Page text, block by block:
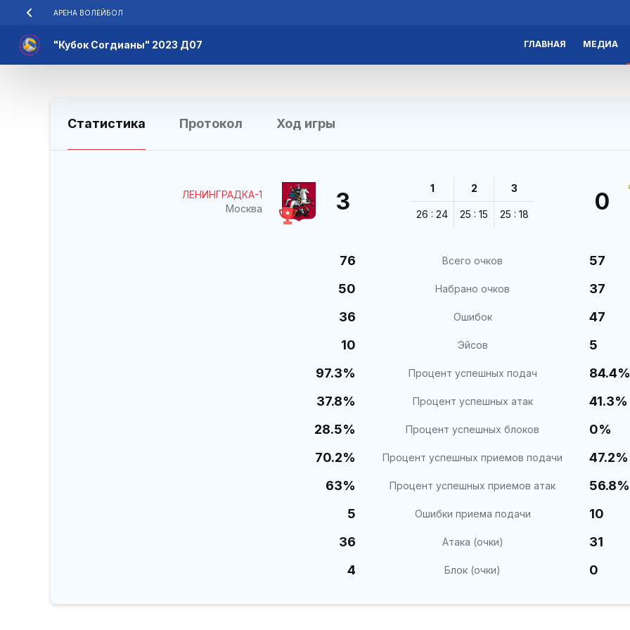
АРЕНА ВОЛЕЙБОЛ
"Кубок Согдианы" 2023 Д07 ГЛАВНАЯ МЕДИА
Статистика Протокол Ход игры
ЛЕНИНГРАДКА-1
Москва
3 1
26 : 24
2
25 : 15
3
25 : 18 0
76 Всего очков
57
50
Набрано очков
37
36
Ошибок
47
10
Эйсов
5
97.3%
Процент успешных подач
84.4%
37.8%
Процент успешных атак
41.3%
28.5%
Процент успешных блоков
0%
70.2%
Процент успешных приемов подачи
47.2%
63%
Процент успешных приемов атак
56.8%
5
Ошибки приема подачи
10
36
Атака (очки)
31
4
Блок (очки) 0